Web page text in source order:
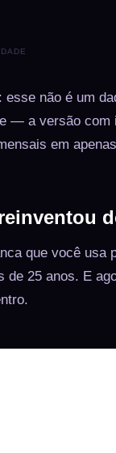
não é um
— a versão com
em
que você usa
25 anos. E